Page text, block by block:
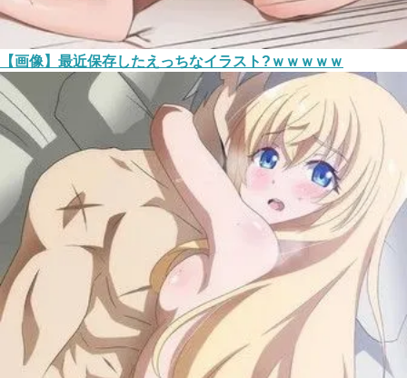
【画像】最近保存したえっちなイラスト?ｗｗｗｗｗ